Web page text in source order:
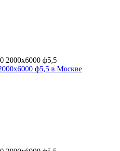
ф5,5 в Москве